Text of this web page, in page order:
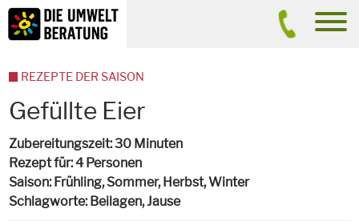
Inhalt
Suche
Gefüllte Eier
Zubereitungszeit 30 Minuten
Rezept für 4 Personen
Saison Frühling, Sommer, Herbst, Winter
Schlagworte Beilagen, Jause
REZEPTE DER SAISON